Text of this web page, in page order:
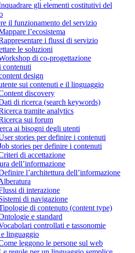
gli elementi costitutivi del
il funzionamento del servizio
l’ecosistema
i flussi di servizio
le soluzioni
di co-progettazione
contenuti
design
sui contenuti e il linguaggio
discovery
di ricerca (search keywords)
tramite analytics
sui forum
ai bisogni degli utenti
stories per definire i contenuti
stories per definire i contenuti
di accettazione
dell’informazione
l’architettura dell’informazione
di interazione
di navigazione
di contenuto (content type)
e standard
controllati e tassonomie
linguaggio
leggono le persone sul web